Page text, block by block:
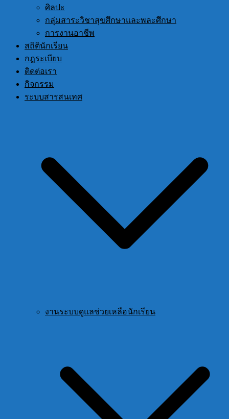
ศิลปะ
กลุ่มสาระวิชาสุขศึกษาและพละศึกษา
การงานอาชีพ
สถิตินักเรียน
กฎระเบียบ
ติดต่อเรา
กิจกรรม
ระบบสารสนเทศ
งานระบบดูแลช่วยเหลือนักเรียน